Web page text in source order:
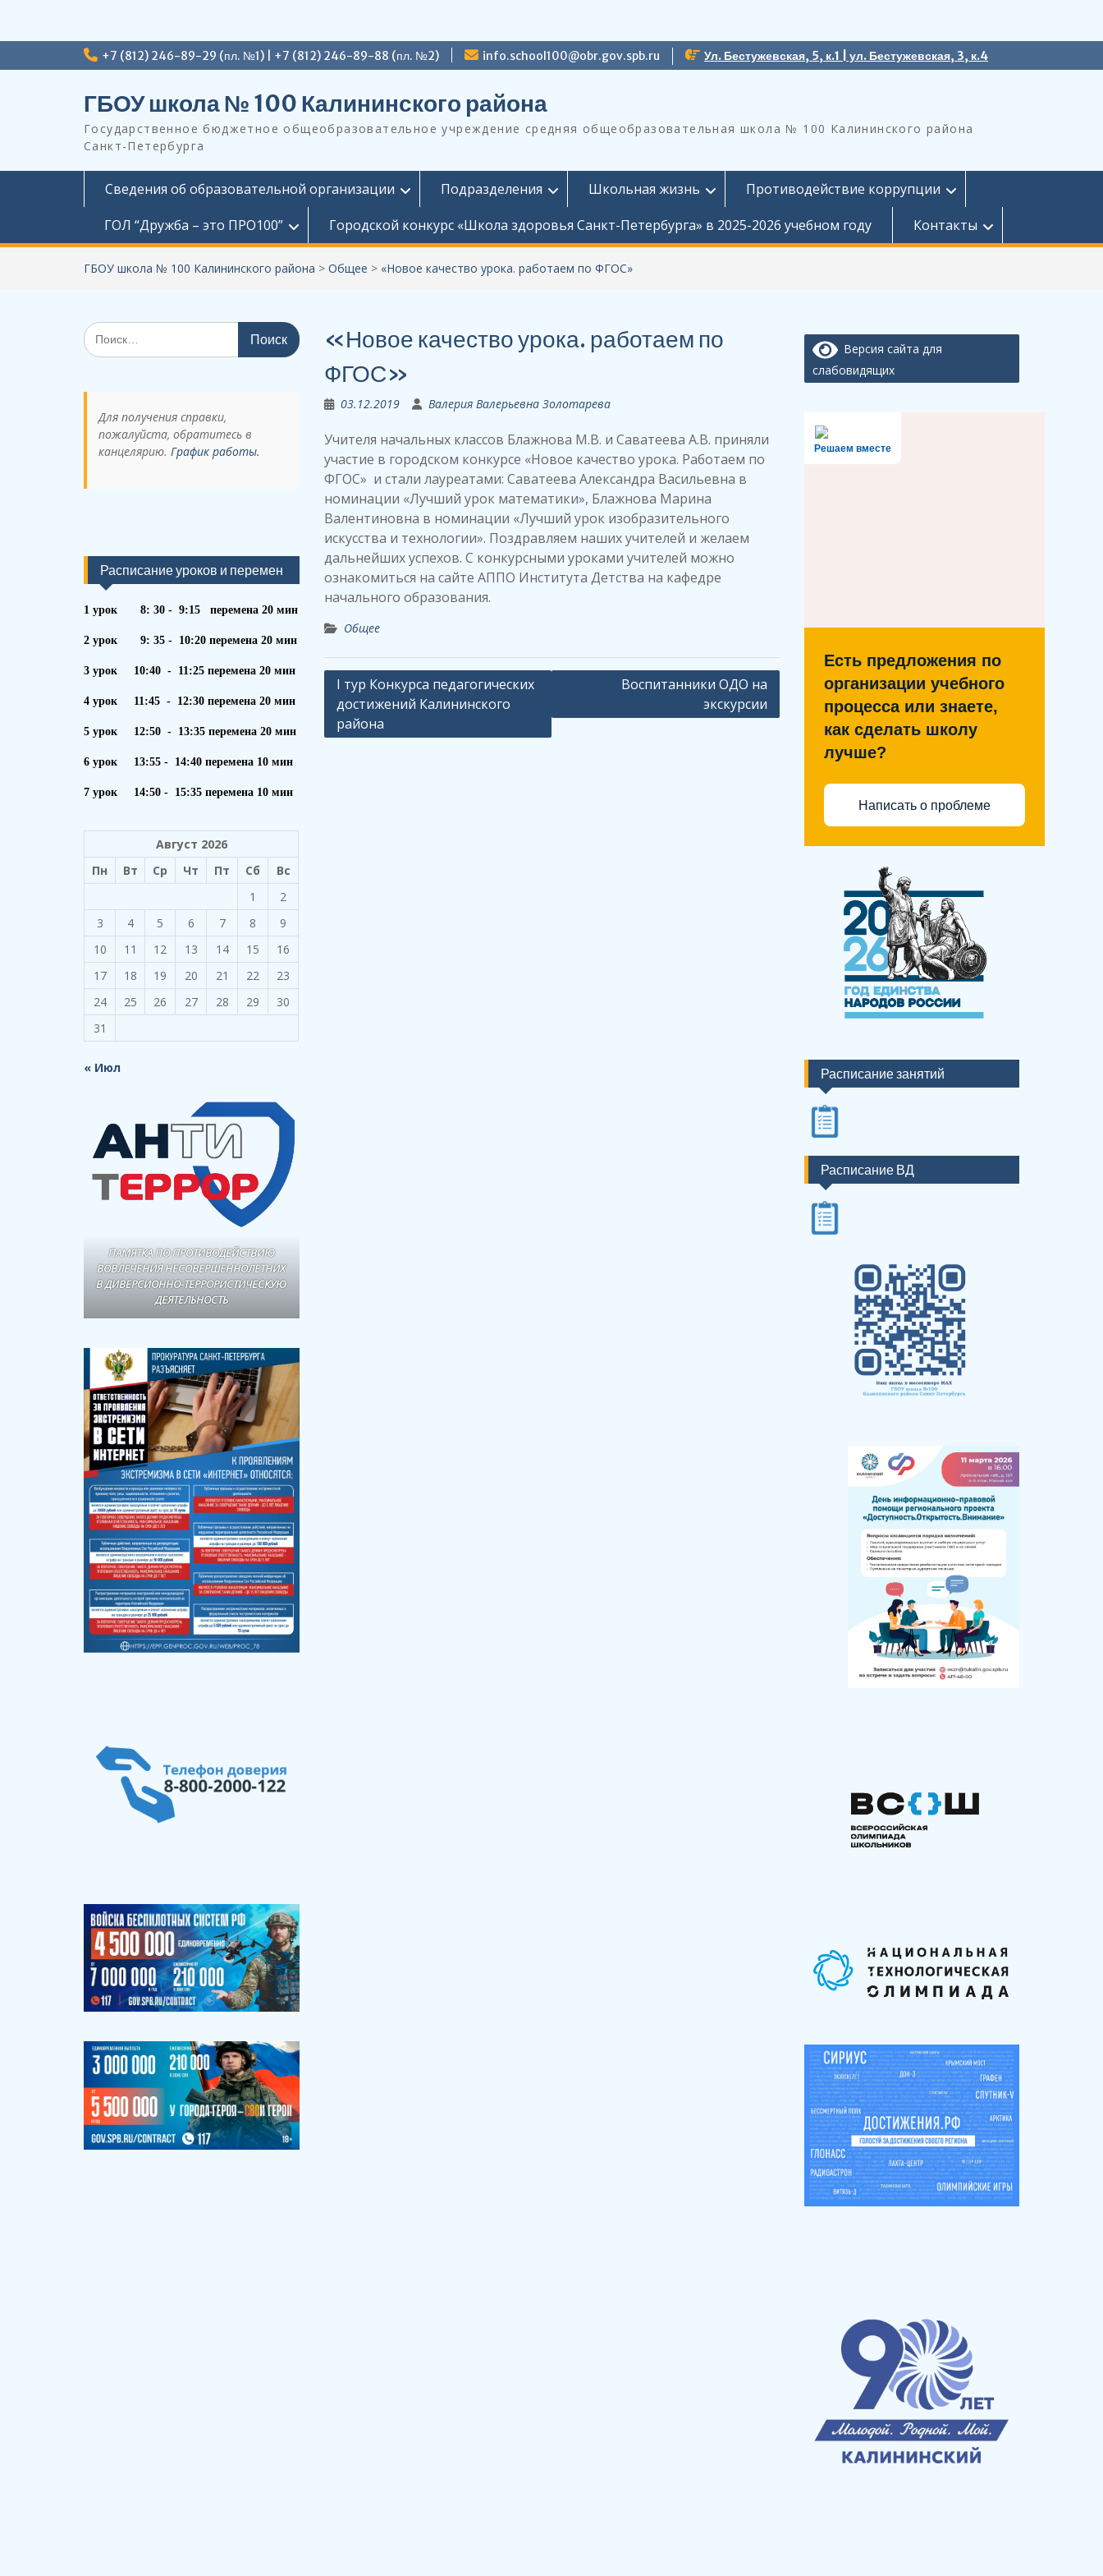
к
+7 (812) 246-89-29 (пл. №1) | +7 (812) 246-89-88 (пл. №2) info.school100@obr.gov.spb.ru Ул. Бестужевская, 5, к.1 | ул. Бестужевская, 3, к.4
ГБОУ школа № 100 Калининского района
Государственное бюджетное общеобразовательное учреждение средняя общеобразовательная школа № 100 Калининского района
Санкт-Петербурга
Сведения об образовательной организации Подразделения Школьная жизнь
Противодействие коррупции
ГОЛ “Дружба – это ПРО100”
Городской конкурс «Школа здоровья Санкт-Петербурга» в 2025-2026 учебном году Контакты
ГБОУ школа № 100 Калининского района > Общее > «Новое качество урока. работаем по ФГОС»
«Новое качество урока. работаем по
ФГОС»
03.12.2019 Валерия Валерьевна Золотарева
Учителя начальных классов Блажнова М.В. и Саватеева А.В. приняли
участие в городском конкурсе «Новое качество урока. Работаем по
ФГОС» и стали лауреатами: Саватеева Александра Васильевна в
номинации «Лучший урок математики», Блажнова Марина
Валентиновна в номинации «Лучший урок изобразительного
искусства и технологии». Поздравляем наших учителей и желаем
дальнейших успехов. С конкурсными уроками учителей можно
ознакомиться на сайте АППО Института Детства на кафедре
начального образования.
Общее
Навигация
по
записям
I тур Конкурса педагогических
достижений Калининского
района
Воспитанники ОДО на
экскурсии
Версия сайта для
слабовидящих
Решаем вместе
Есть предложения по
организации учебного
процесса или знаете,
как сделать школу
лучше?
Написать о проблеме
Расписание занятий
Расписание ВД
Поиск
по:
Для получения справки,
пожалуйста, обратитесь в
канцелярию. График работы.
Расписание уроков и перемен
1 урок 8: 30 - 9:15 перемена 20 мин
2 урок 9: 35 - 10:20 перемена 20 мин
3 урок 10:40 - 11:25 перемена 20 мин
4 урок 11:45 - 12:30 перемена 20 мин
5 урок 12:50 - 13:35 перемена 20 мин
6 урок 13:55 - 14:40 перемена 10 мин
7 урок 14:50 - 15:35 перемена 10 мин
Август 2026
Пн
Вт Ср Чт Пт Сб
Вс
1
2
3
4 5 6 7 8
9
10
11 12 13 14 15
16
17
18 19 20 21 22
23
24
25 26 27 28 29
30
31
« Июл
ПАМЯТКА ПО ПРОТИВОДЕЙСТВИЮ
ВОВЛЕЧЕНИЯ НЕСОВЕРШЕННОЛЕТНИХ
В ДИВЕРСИОННО-ТЕРРОРИСТИЧЕСКУЮ
ДЕЯТЕЛЬНОСТЬ